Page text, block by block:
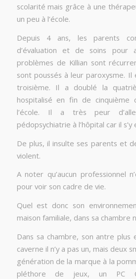
scolarité mais grâce à une
un peu à l’école.
Depuis 4 ans, les parents
d’évaluation et de soins pour
problèmes de Killian sont
sont poussés à leur paroxysme.
troisième. Il a doublé la
hospitalisé en fin de cinquième
l’école. Il a très peur
pédopsychiatrie à l’hôpital car il
De plus, il insulte ses parents et
violent.
A noter qu’aucun professionnel
pour voir son cadre de vie.
Quel est donc son
maison familiale, dans sa chambre
Dans sa chambre, son antre plus
caverne il n’y a pas un, mais deux
génération de la marque à la
pléthore de jeux, un PC